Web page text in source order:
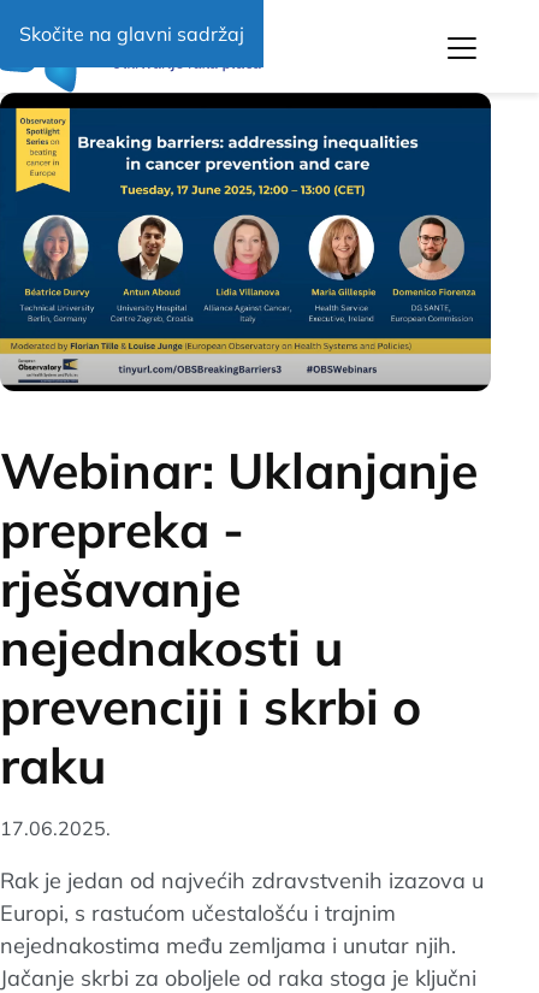
Skočite na glavni sadržaj
Webinar: Uklanjanje
prepreka -
rješavanje
nejednakosti u
prevenciji i skrbi o
raku
17.06.2025.
Rak je jedan od najvećih zdravstvenih izazova u
Europi, s rastućom učestalošću i trajnim
nejednakostima među zemljama i unutar njih.
Jačanje skrbi za oboljele od raka stoga je ključni